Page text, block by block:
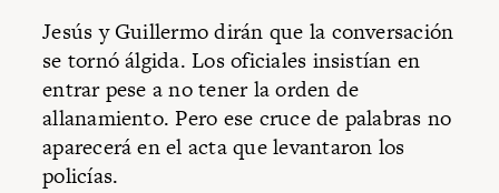
Jesús y Guillermo dirán que la conversación
se tornó álgida. Los oficiales insistían en
entrar pese a no tener la orden de
allanamiento. Pero ese cruce de palabras no
aparecerá en el acta que levantaron los
policías.